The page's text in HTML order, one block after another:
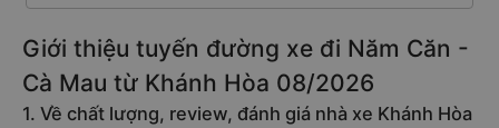
Giới thiệu tuyến đường xe đi Năm Căn -
Cà Mau từ Khánh Hòa 08/2026
1. Về chất lượng, review, đánh giá nhà xe Khánh Hòa